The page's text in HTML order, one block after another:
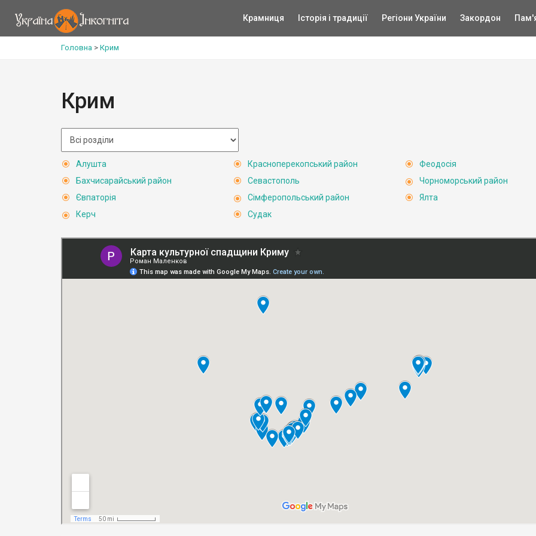
Крамниця Історія і традиції Регіони України Закордон
Головна > Крим
Крим
Алушта
Бахчисарайський район
Євпаторія
Керч
Красноперекопський район
Севастополь
Сімферопольський район
Судак
Феодосія
Чорноморський район
Ялта